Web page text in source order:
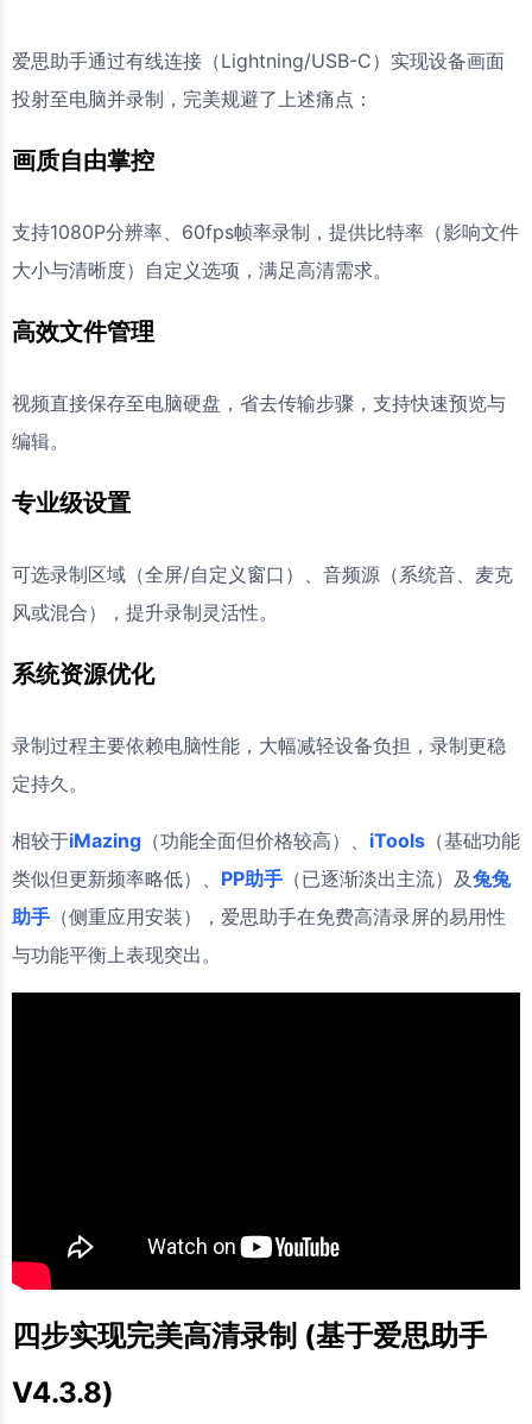
爱思助手通过有线连接（Lightning/USB-C）实现设备画面
投射至电脑并录制，完美规避了上述痛点：
画质自由掌控
支持1080P分辨率、60fps帧率录制，提供比特率（影响文件
大小与清晰度）自定义选项，满足高清需求。
高效文件管理
视频直接保存至电脑硬盘，省去传输步骤，支持快速预览与
编辑。
专业级设置
可选录制区域（全屏/自定义窗口）、音频源（系统音、麦克
风或混合），提升录制灵活性。
系统资源优化
录制过程主要依赖电脑性能，大幅减轻设备负担，录制更稳
定持久。
相较于iMazing （功能全面但价格较高）、 iTools （基础功能
类似但更新频率略低）、 PP助手 （已逐渐淡出主流）及兔兔
助手 （侧重应用安装），爱思助手在免费高清录屏的易用性
与功能平衡上表现突出。
四步实现完美高清录制 (基于爱思助手
V4.3.8)